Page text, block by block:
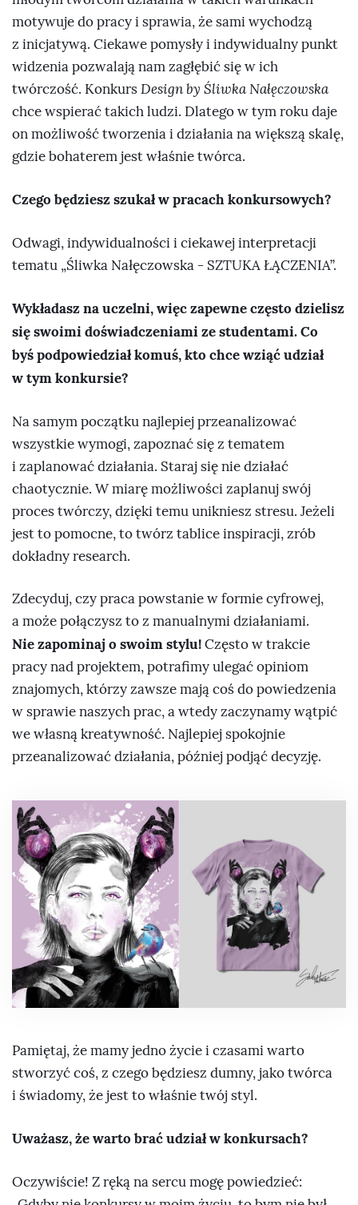
motywuje do pracy i sprawia, że sami wychodzą
z inicjatywą. Ciekawe pomysły i indywidualny punkt
widzenia pozwalają nam zagłębić się w ich
twórczość. KonkursDesign by Śliwka Nałęczowska
chce wspierać takich ludzi. Dlatego w tym roku daje
on możliwość tworzenia i działania na większą skalę,
gdzie bohaterem jest właśnie twórca.
Czego będziesz szukał w pracach konkursowych?
Odwagi, indywidualności i ciekawej interpretacji
tematu „Śliwka Nałęczowska - SZTUKA ŁĄCZENIA”.
Wykładasz na uczelni, więc zapewne często dzielisz
się swoimi doświadczeniami ze studentami. Co
byś podpowiedział komuś, kto chce wziąć udział
w tym konkursie?
Na samym początku najlepiej przeanalizować
wszystkie wymogi, zapoznać się z tematem
i zaplanować działania. Staraj się nie działać
chaotycznie. W miarę możliwości zaplanuj swój
proces twórczy, dzięki temu unikniesz stresu. Jeżeli
jest to pomocne, to twórz tablice inspiracji, zrób
dokładny research.
Zdecyduj, czy praca powstanie w formie cyfrowej,
a może połączysz to z manualnymi działaniami.
Nie zapominaj o swoim stylu!Często w trakcie
pracy nad projektem, potrafimy ulegać opiniom
znajomych, którzy zawsze mają coś do powiedzenia
w sprawie naszych prac, a wtedy zaczynamy wątpić
we własną kreatywność. Najlepiej spokojnie
przeanalizować działania, później podjąć decyzję.
Pamiętaj, że mamy jedno życie i czasami warto
stworzyć coś, z czego będziesz dumny, jako twórca
i świadomy, że jest to właśnie twój styl.
Uważasz, że warto brać udział w konkursach?
Oczywiście! Z ręką na sercu mogę powiedzieć: